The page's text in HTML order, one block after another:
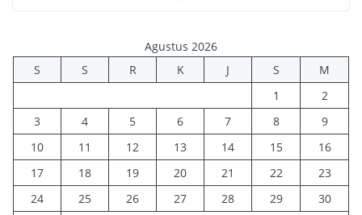
Agustus 2026
S
S R K J S
M
1
2
3
4 5 6 7 8
9
10
11 12 13 14 15
16
17
18 19 20 21 22
23
24
25 26 27 28 29
30